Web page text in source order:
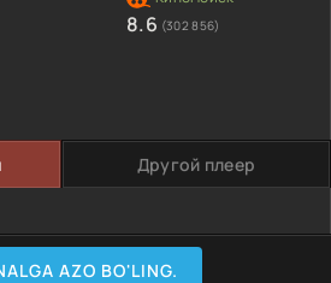
8.6 (302 856)
Другой плеер
AZO BO'LING.